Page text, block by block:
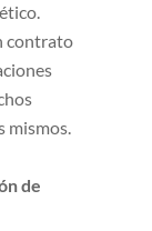
contrato
mismos.
de